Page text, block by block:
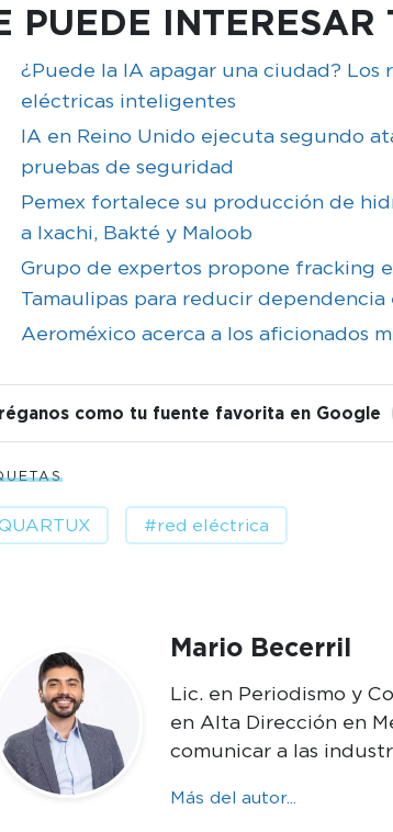
PUEDE INTERESAR
¿Puede la IA apagar una ciudad? Los
eléctricas inteligentes
IA en Reino Unido ejecuta segundo
pruebas de seguridad
Pemex fortalece su producción de
a Ixachi, Bakté y Maloob
Grupo de expertos propone fracking
Tamaulipas para reducir
Aeroméxico acerca a los aficionados
como tu fuente favorita en Google
#red eléctrica
Mario Becerril
Lic. en Periodismo y
en Alta Dirección en
comunicar a las
Más del autor...